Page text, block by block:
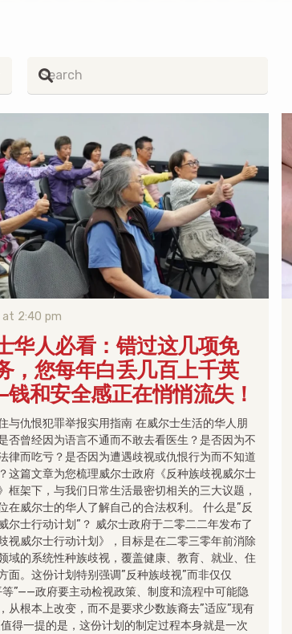
at 2:40 pm
华人必看：错过这几项免
，您每年白丢几百上千英
和安全感正在悄悄流失！
与仇恨犯罪举报实用指南 在威尔士生活的华人朋
否曾经因为语言不通而不敢去看医生？是否因为不
律而吃亏？是否因为遭遇歧视或仇恨行为而不知道
这篇文章为您梳理威尔士政府《反种族歧视威尔士
框架下，与我们日常生活最密切相关的三大议题，
在威尔士的华人了解自己的合法权利。 什么是”反
尔士行动计划”？ 威尔士政府于二零二二年发布了
视威尔士行动计划》，目标是在二零三零年前消除
域的系统性种族歧视，覆盖健康、教育、就业、住
面。这份计划特别强调”反种族歧视”而非仅仅
等”——政府要主动检视政策、制度和流程中可能隐
从根本上改变，而不是要求少数族裔去”适应”现有
得一提的是，这份计划的制定过程本身就是一次